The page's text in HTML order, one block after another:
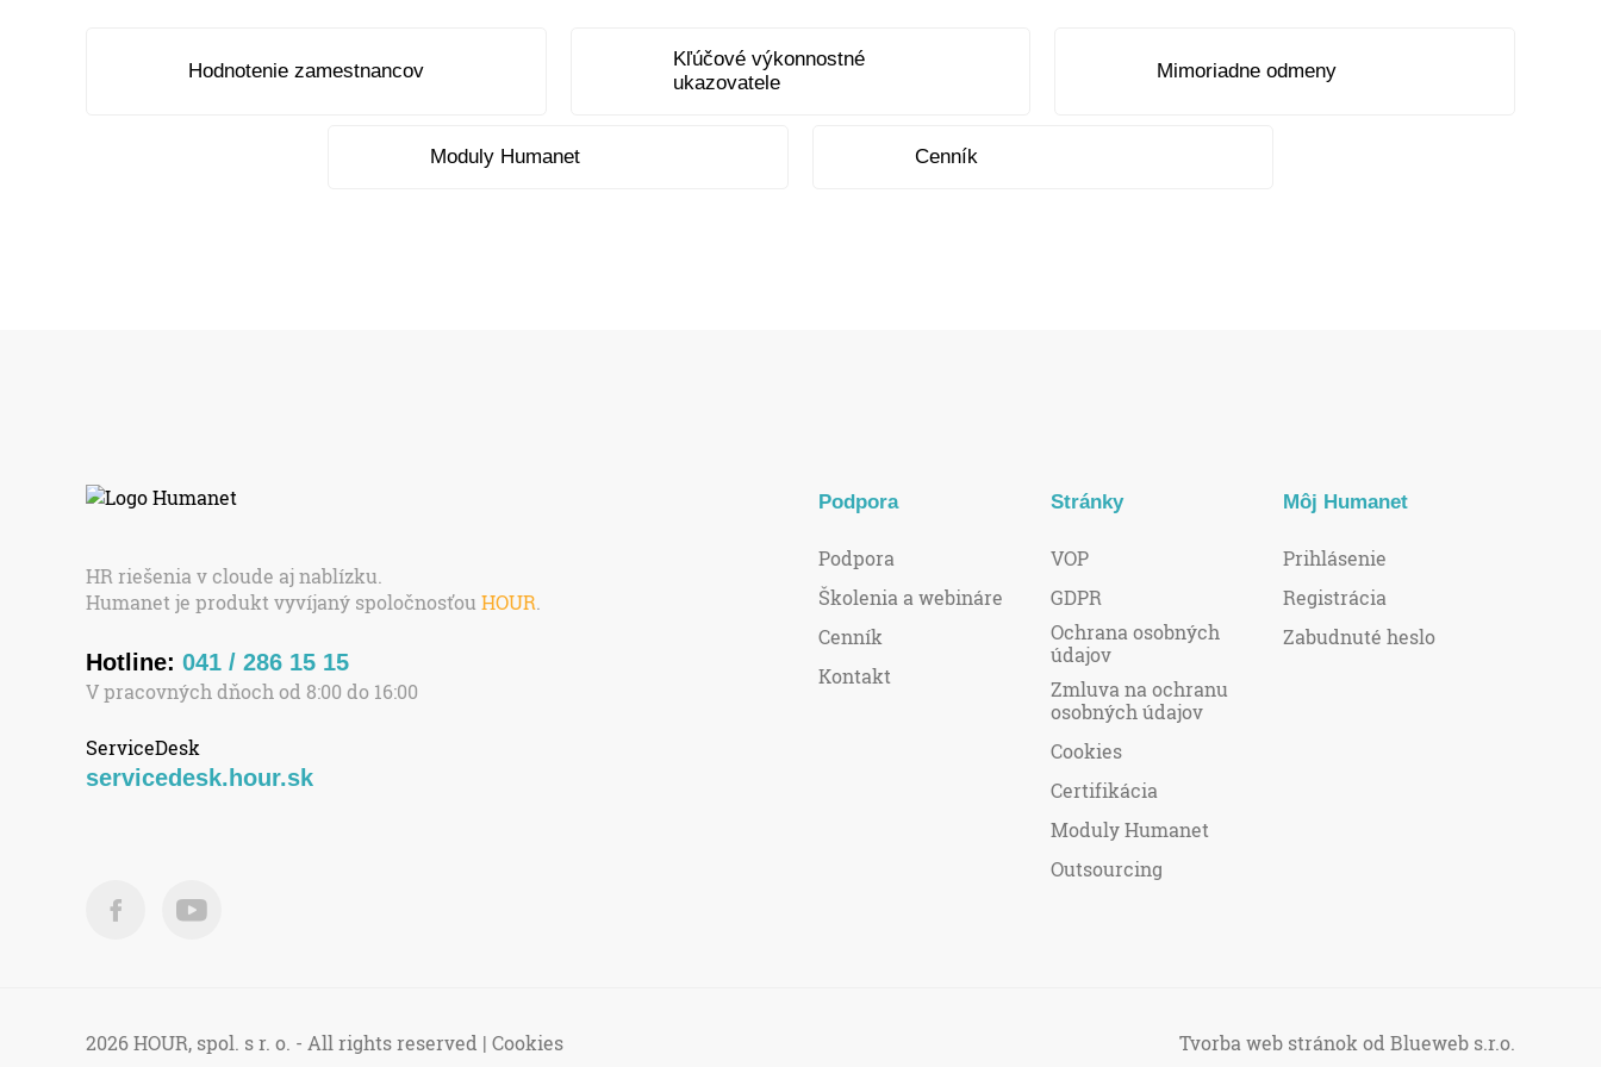
Hodnotenie zamestnancov
Kľúčové výkonnostné
ukazovatele
Mimoriadne odmeny
Moduly Humanet Cenník
HR riešenia v cloude aj nablízku.
Humanet je produkt vyvíjaný spoločnosťou HOUR
Hotline: 041 / 286 15 15
V pracovných dňoch od 8:00 do 16:00
ServiceDesk
servicedesk.hour.sk
Podpora
Podpora
Školenia a webináre
Cenník
Kontakt
Stránky
VOP
GDPR
Ochrana osobných
údajov
Zmluva na ochranu
osobných údajov
Cookies
Certifikácia
Moduly Humanet
Outsourcing
Môj Humanet
Prihlásenie
Registrácia
Zabudnuté heslo
2026 HOUR, spol. s r. o. - All rights reserved | Cookies Tvorba web stránok od Blueweb s.r.o.